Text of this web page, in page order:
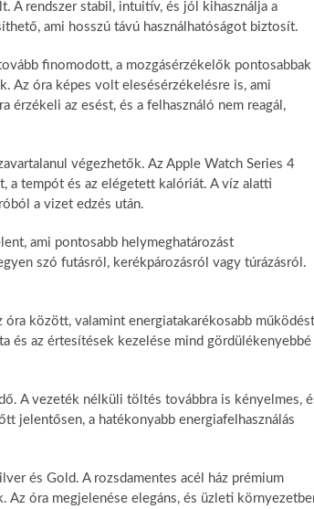
A rendszer stabil, intuitív, és jól kihasználja a
ami hosszú távú használhatóságot biztosít.
finomodott, a mozgásérzékelők pontosabbak
Az óra képes volt elesésérzékelésre is, ami
érzékeli az esést, és a felhasználó nem reagál,
végezhetők. Az Apple Watch Series 4
a tempót és az elégetett kalóriát. A víz alatti
a vizet edzés után.
ami pontosabb helymeghatározást
szó futásról, kerékpározásról vagy túrázásról.
között, valamint energiatakarékosabb működést
és az értesítések kezelése mind gördülékenyebbé
A vezeték nélküli töltés továbbra is kényelmes,
jelentősen, a hatékonyabb energiafelhasználás
és Gold. A rozsdamentes acél ház prémium
Az óra megjelenése elegáns, és üzleti